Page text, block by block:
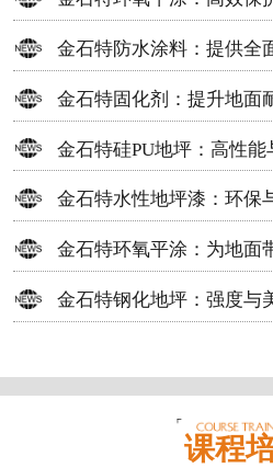
方案
金石特防水涂料：提供全
金石特固化剂：提升地面
金石特硅PU地坪：高性
金石特水性地坪漆：环保
金石特环氧平涂：为地面
金石特钢化地坪：强度与
课程